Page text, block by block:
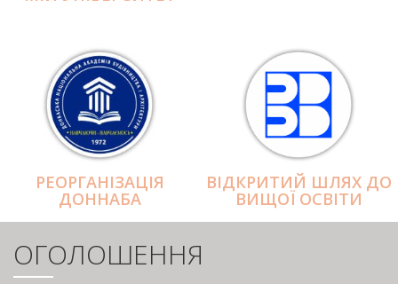
РЕОРГАНІЗАЦІЯ
ДОННАБА
ВІДКРИТИЙ ШЛЯХ ДО
ВИЩОЇ ОСВІТИ
ОГОЛОШЕННЯ